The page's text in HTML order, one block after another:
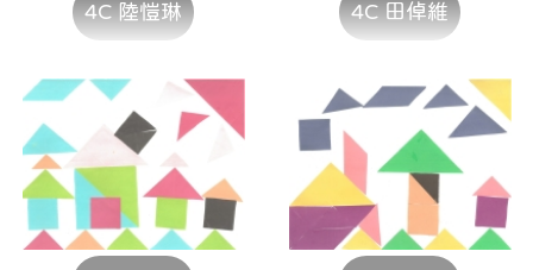
4C 陸愷琳 4C 田倬維